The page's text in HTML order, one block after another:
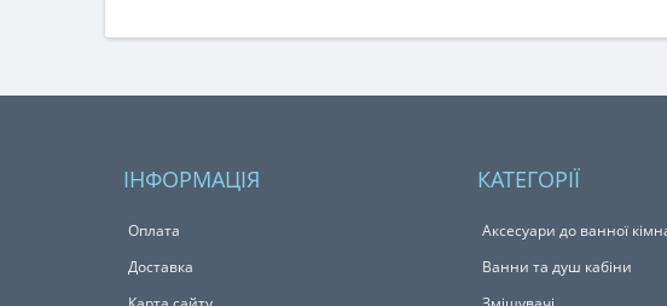
ІНФОРМАЦІЯ
Оплата
Доставка
КАТЕГОРІЇ
Аксесуари до ванної
Ванни та душ кабіни